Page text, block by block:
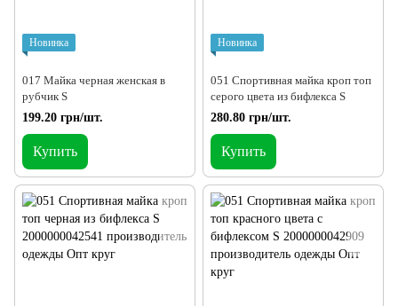
Новинка
017 Майка черная женская в
рубчик S
199.20 грн/шт.
Купить
Новинка
051 Спортивная майка кроп топ
серого цвета из бифлекса S
280.80 грн/шт.
Купить